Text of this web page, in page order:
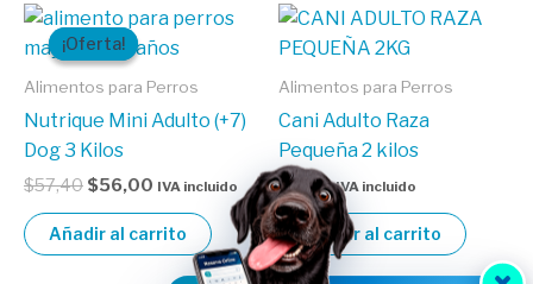
¡Oferta!
¡Oferta!
Alimentos para Perros
Nutrique Mini Adulto (+7)
Dog 3 Kilos
$57,40
El
precio
original
$57,40.
$56,00
El
precio
actual
es:
$56,00.
IVA incluido
Añadir al carrito
Alimentos para Perros
Cani Adulto Raza
Pequeña 2 kilos
$9,80 IVA incluido
Añadir al carrito